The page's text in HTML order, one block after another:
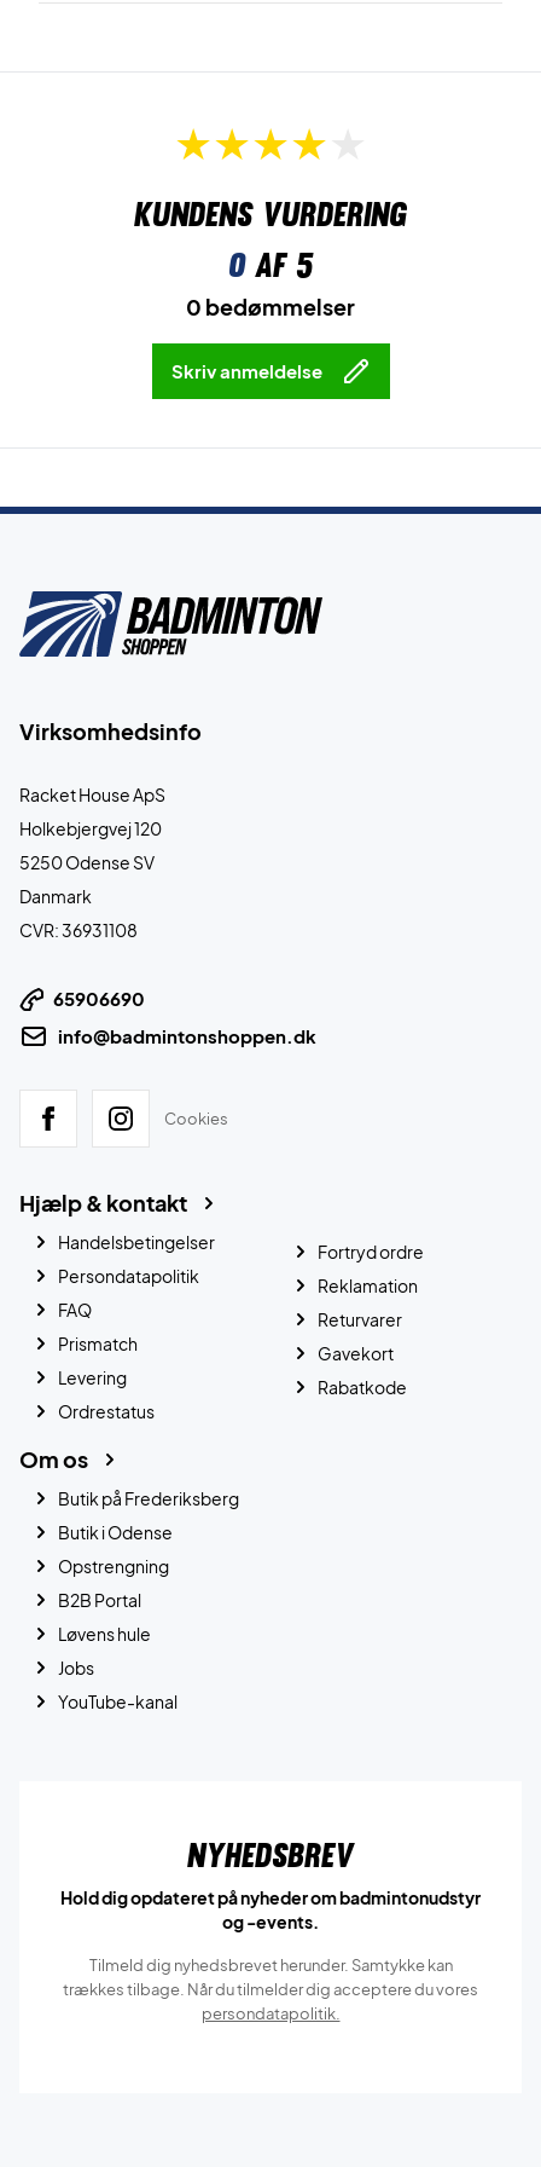
Kundens vurdering
0af 5
0 bedømmelser
Skriv anmeldelse
Virksomhedsinfo
Racket House ApS
Holkebjergvej 120
5250 Odense SV
Danmark
CVR: 36931108
65906690
info@badmintonshoppen.dk
Cookies
Hjælp & kontakt
Handelsbetingelser
Persondatapolitik
FAQ
Prismatch
Levering
Ordrestatus
Fortryd ordre
Reklamation
Returvarer
Gavekort
Rabatkode
Om os
Butik på Frederiksberg
Butik i Odense
Opstrengning
B2B Portal
Løvens hule
Jobs
YouTube-kanal
Nyhedsbrev
Hold dig opdateret på nyheder om badmintonudstyr
og -events.
Tilmeld dig nyhedsbrevet herunder. Samtykke kan
trækkes tilbage. Når du tilmelder dig acceptere du vores
persondatapolitik.